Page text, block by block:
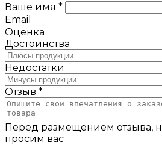
Ваше имя *
Email
Оценка
Достоинства
Недостатки
Отзыв *
Перед размещением отзыва,
просим вас